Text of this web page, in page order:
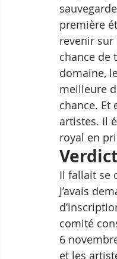
première
revenir sur
chance de
domaine,
meilleure
chance. Et
artistes. Il
royal en
Il fallait se
J’avais
comité
6
et les